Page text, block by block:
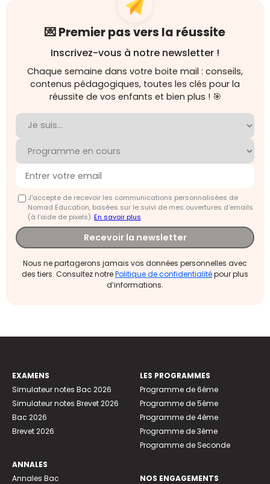
💌 Premier pas vers la réussite
Inscrivez-vous à notre newsletter !
Chaque semaine dans votre boite mail : conseils,
contenus pédagogiques, toutes les clés pour la
réussite de vos enfants et bien plus ! 🎯
J'accepte de recevoir les communications personnalisées de
Nomad Education, basées sur le suivi de mes ouvertures d'emails
(à l’aide de pixels).En savoir plus
Recevoir la newsletter
Nous ne partagerons jamais vos données personnelles avec
des tiers. Consultez notrePolitique de confidentialitépour plus
d’informations.
EXAMENS
Simulateur notes Bac 2026
Simulateur notes Brevet 2026
Bac 2026
Brevet 2026
ANNALES
Annales Bac
LES PROGRAMMES
Programme de 6ème
Programme de 5ème
Programme de 4ème
Programme de 3ème
Programme de Seconde
NOS ENGAGEMENTS